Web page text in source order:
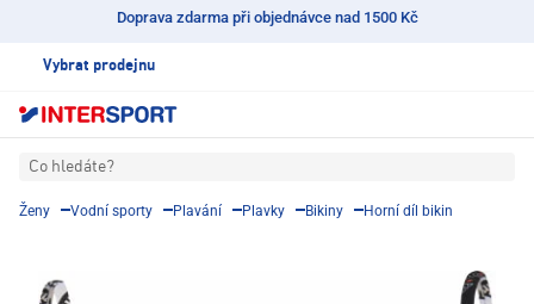
Doprava zdarma při objednávce nad 1500 Kč
Vybrat prodejnu
Co hledáte?
Ženy Vodní sporty Plavání Plavky Bikiny Horní díl bikin